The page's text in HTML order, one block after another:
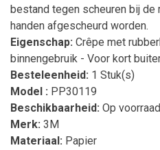
bestand tegen scheuren bij de
handen afgescheurd worden.
Eigenschap: Crêpe met
binnengebruik - Voor kort
Besteleenheid: 1 Stuk(s)
Model : PP30119
Beschikbaarheid: Op voorraad
Merk: 3M
Materiaal: Papier